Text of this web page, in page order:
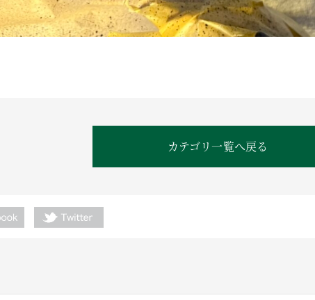
カテゴリ一覧へ戻る